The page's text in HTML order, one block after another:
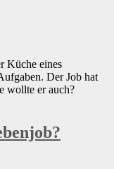
Küche eines
Der Job hat
wollte er auch?